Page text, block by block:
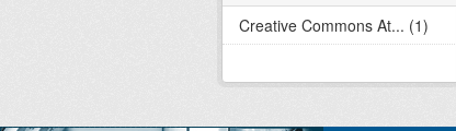
Creative Commons At... (1)